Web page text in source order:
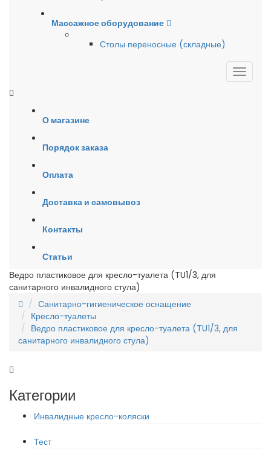
Массажное оборудование
Столы переносные (складные)
О магазине
Порядок заказа
Оплата
Доставка и самовывоз
Контакты
Статьи
Ведро пластиковое для кресло-туалета (TU1/3, для
санитарного инвалидного стула)
Санитарно-гигиеническое оснащение
Кресло-туалеты
Ведро пластиковое для кресло-туалета (TU1/3, для
санитарного инвалидного стула)
Категории
Инвалидные кресло-коляски
Тест